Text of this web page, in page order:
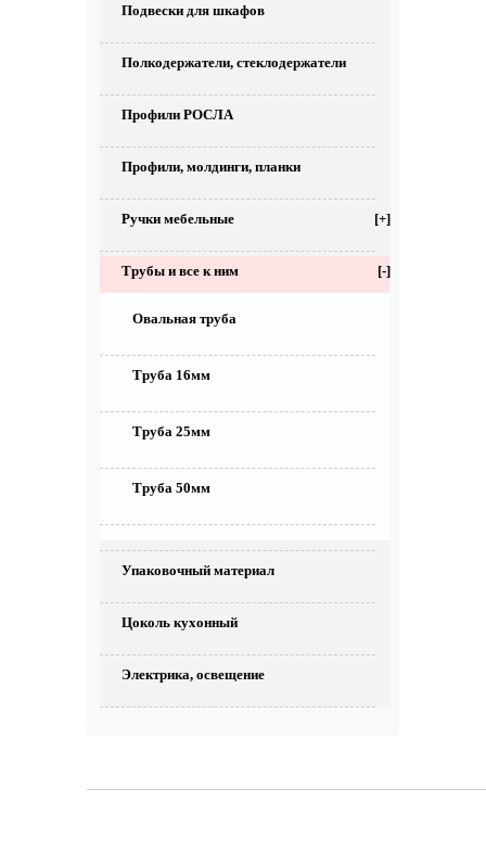
Подвески для шкафов
Полкодержатели, стеклодержатели
Профили РОСЛА
Профили, молдинги, планки
Ручки мебельные [+]
Трубы и все к ним [-]
Овальная труба
Труба 16мм
Труба 25мм
Труба 50мм
Упаковочный материал
Цоколь кухонный
Электрика, освещение